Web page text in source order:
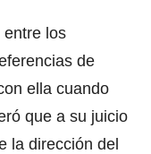
entre los
de
ella cuando
que a su juicio
la dirección del